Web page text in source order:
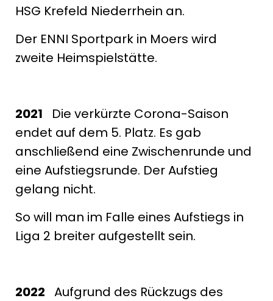
HSG Krefeld Niederrhein an.
Der ENNI Sportpark in Moers wird
zweite Heimspielstätte.
2021 Die verkürzte Corona-Saison
endet auf dem 5. Platz. Es gab
anschließend eine Zwischenrunde und
eine Aufstiegsrunde. Der Aufstieg
gelang nicht.
So will man im Falle eines Aufstiegs in
Liga 2 breiter aufgestellt sein.
2022 Aufgrund des Rückzugs des